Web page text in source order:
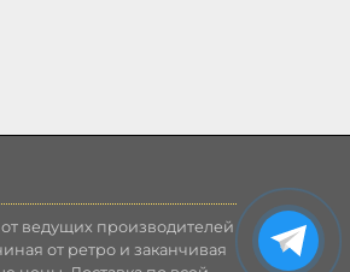
ведущих производителей
от ретро и заканчивая